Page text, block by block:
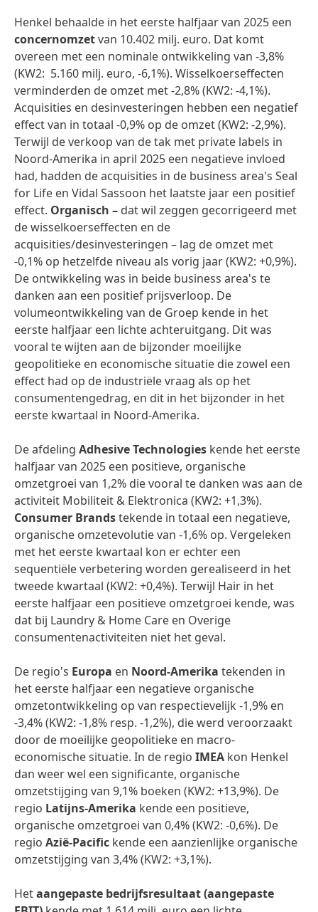
Henkel behaalde in het eerste halfjaar van 2025 een
concernomzetvan 10.402 milj. euro. Dat komt
overeen met een nominale ontwikkeling van -3,8%
(KW2: 5.160 milj. euro, -6,1%). Wisselkoerseffecten
verminderden de omzet met -2,8% (KW2: -4,1%).
Acquisities en desinvesteringen hebben een negatief
effect van in totaal -0,9% op de omzet (KW2: -2,9%).
Terwijl de verkoop van de tak met private labels in
Noord-Amerika in april 2025 een negatieve invloed
had, hadden de acquisities in de business area's Seal
for Life en Vidal Sassoon het laatste jaar een positief
effect. Organisch – dat wil zeggen gecorrigeerd met
de wisselkoerseffecten en de
acquisities/desinvesteringen – lag de omzet met
-0,1% op hetzelfde niveau als vorig jaar (KW2: +0,9%).
De ontwikkeling was in beide business area's te
danken aan een positief prijsverloop. De
volumeontwikkeling van de Groep kende in het
eerste halfjaar een lichte achteruitgang. Dit was
vooral te wijten aan de bijzonder moeilijke
geopolitieke en economische situatie die zowel een
effect had op de industriële vraag als op het
consumentengedrag, en dit in het bijzonder in het
eerste kwartaal in Noord-Amerika.
De afdeling Adhesive Technologies kende het eerste
halfjaar van 2025 een positieve, organische
omzetgroei van 1,2% die vooral te danken was aan de
activiteit Mobiliteit & Elektronica (KW2: +1,3%).
Consumer Brandstekende in totaal een negatieve,
organische omzetevolutie van -1,6% op. Vergeleken
met het eerste kwartaal kon er echter een
sequentiële verbetering worden gerealiseerd in het
tweede kwartaal (KW2: +0,4%). Terwijl Hair in het
eerste halfjaar een positieve omzetgroei kende, was
dat bij Laundry & Home Care en Overige
consumentenactiviteiten niet het geval.
De regio's Europa en Noord-Amerika tekenden in
het eerste halfjaar een negatieve organische
omzetontwikkeling op van respectievelijk -1,9% en
-3,4% (KW2: -1,8% resp. -1,2%), die werd veroorzaakt
door de moeilijke geopolitieke en macro-
economische situatie. In de regio IMEA kon Henkel
dan weer wel een significante, organische
omzetstijging van 9,1% boeken (KW2: +13,9%). De
regio Latijns-Amerika kende een positieve,
organische omzetgroei van 0,4% (KW2: -0,6%). De
regio Azië-Pacific kende een aanzienlijke organische
omzetstijging van 3,4% (KW2: +3,1%).
Hetaangepaste bedrijfsresultaat(aangepaste